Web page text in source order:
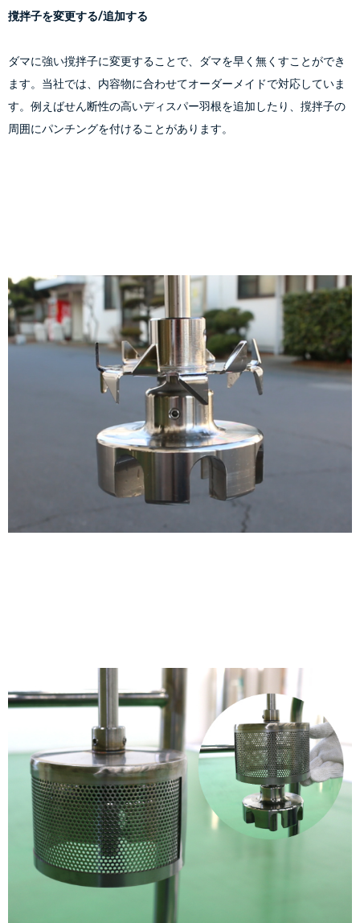
撹拌子を変更する/追加する
ダマに強い撹拌子に変更することで、ダマを早く無くすことができ
ます。当社では、内容物に合わせてオーダーメイドで対応していま
す。例えばせん断性の高いディスパー羽根を追加したり、撹拌子の
周囲にパンチングを付けることがあります。